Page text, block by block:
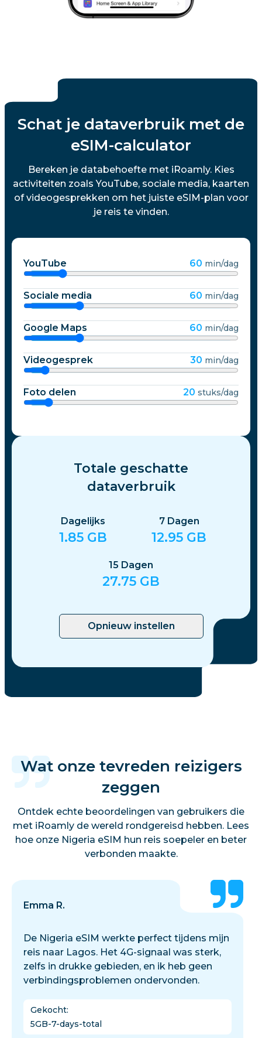
Schat je dataverbruik met de
eSIM-calculator
Bereken je databehoefte met iRoamly. Kies
activiteiten zoals YouTube, sociale media, kaarten
of videogesprekken om het juiste eSIM-plan voor
je reis te vinden.
YouTube 60 min/dag
Sociale media 60 min/dag
Google Maps 60 min/dag
Videogesprek 30 min/dag
Foto delen 20 stuks/dag
Totale geschatte
dataverbruik
Dagelijks
1.85 GB
7 Dagen
12.95 GB
15 Dagen
27.75 GB
Opnieuw instellen
Wat onze tevreden reizigers
zeggen
Ontdek echte beoordelingen van gebruikers die
met iRoamly de wereld rondgereisd hebben. Lees
hoe onze Nigeria eSIM hun reis soepeler en beter
verbonden maakte.
Emma R.
De Nigeria eSIM werkte perfect tijdens mijn
reis naar Lagos. Het 4G-signaal was sterk,
zelfs in drukke gebieden, en ik heb geen
verbindingsproblemen ondervonden.
Gekocht:
5GB-7-days-total